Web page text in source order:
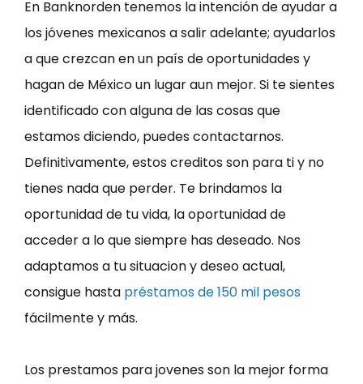
En Banknorden tenemos la intención de ayudar a
los jóvenes mexicanos a salir adelante; ayudarlos
a que crezcan en un país de oportunidades y
hagan de México un lugar aun mejor. Si te sientes
identificado con alguna de las cosas que
estamos diciendo, puedes contactarnos.
Definitivamente, estos creditos son para ti y no
tienes nada que perder. Te brindamos la
oportunidad de tu vida, la oportunidad de
acceder a lo que siempre has deseado. Nos
adaptamos a tu situacion y deseo actual,
consigue hasta préstamos de 150 mil pesos
fácilmente y más.
Los prestamos para jovenes son la mejor forma